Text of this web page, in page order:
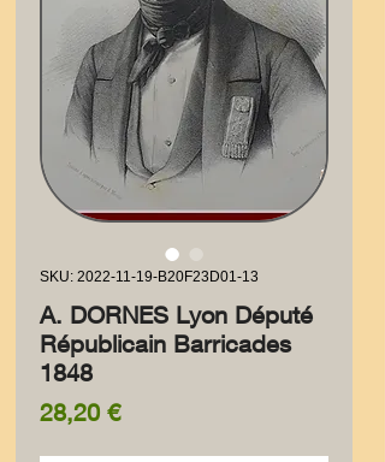
SKU: 2022-11-19-B20F23D01-13
A. DORNES Lyon Député
Républicain Barricades
1848
28,20 €Prezzo